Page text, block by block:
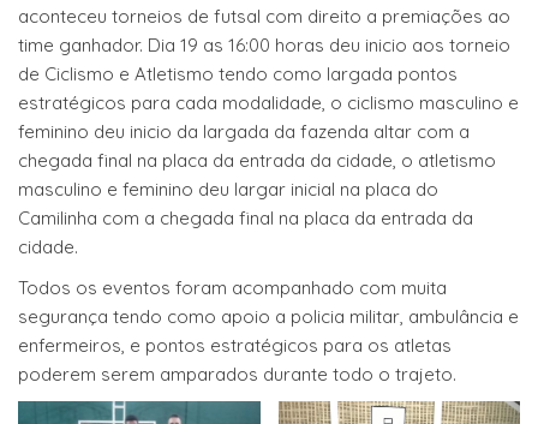
aconteceu torneios de futsal com direito a premiações ao
time ganhador. Dia 19 as 16:00 horas deu inicio aos torneio
de Ciclismo e Atletismo tendo como largada pontos
estratégicos para cada modalidade, o ciclismo masculino e
feminino deu inicio da largada da fazenda altar com a
chegada final na placa da entrada da cidade, o atletismo
masculino e feminino deu largar inicial na placa do
Camilinha com a chegada final na placa da entrada da
cidade.
Todos os eventos foram acompanhado com muita
segurança tendo como apoio a policia militar, ambulância e
enfermeiros, e pontos estratégicos para os atletas
poderem serem amparados durante todo o trajeto.